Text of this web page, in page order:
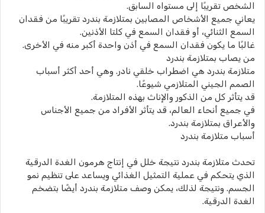
الشخص تقريبًا إلى مستواه السابق.
يعاني جميع الأشخاص المصابين بمتلازمة بندرد تقريبًا من فقدان
السمع الثنائي، أو فقدان السمع في كلتا الأذنين.
غالبًا ما يكون فقدان السمع في أذن واحدة أكبر منه في الأخرى.
من يصاب بمتلازمة بندرد
متلازمة بندرد هي اضطراب خلقي نادر. وهي أحد أكثر أسباب
الصمم الجيني المتلازمي شيوعًا.
قد يتأثر كل من الذكور والإناث بهذه المتلازمة.
في جميع أنحاء العالم، قد يتأثر الأفراد من جميع الأجناس
والأعراق بمتلازمة بندرد.
أسباب متلازمة بندرد
تحدث متلازمة بندرد نتيجة خلل في إنتاج هرمون الغدة الدرقية
الذي يتحكم في عملية التمثيل الغذائي ويساعد على تنظيم نمو
الجسم. ونتيجة لذلك، يمكن وصف متلازمة بندرد أيضًا بتضخم
الغدة الدرقية.